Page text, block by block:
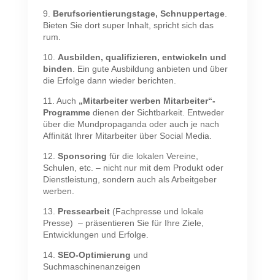
9. Berufsorientierungstage, Schnuppertage.
Bieten Sie dort super Inhalt, spricht sich das
rum.
10. Ausbilden, qualifizieren, entwickeln und
binden . Ein gute Ausbildung anbieten und über
die Erfolge dann wieder berichten.
11. Auch „Mitarbeiter werben Mitarbeiter“-
Programmedienen der Sichtbarkeit. Entweder
über die Mundpropaganda oder auch je nach
Affinität Ihrer Mitarbeiter über Social Media.
12. Sponsoring für die lokalen Vereine,
Schulen, etc. – nicht nur mit dem Produkt oder
Dienstleistung, sondern auch als Arbeitgeber
werben.
13. Pressearbeit(Fachpresse und lokale
Presse) – präsentieren Sie für Ihre Ziele,
Entwicklungen und Erfolge.
14. SEO-Optimierung und
Suchmaschinenanzeigen